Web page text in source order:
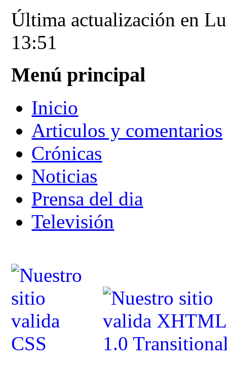
Última actualización en
13:51
Menú principal
Inicio
Articulos y comentarios
Crónicas
Noticias
Prensa del dia
Televisión